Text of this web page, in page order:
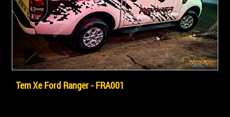
Tem Xe Ford Ranger - FRA001